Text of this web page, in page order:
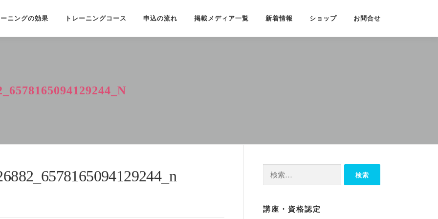
ニングの効果 トレーニングコース 申込の流れ 掲載メディア一覧 新着情報 ショップ お問合せ
講座・資格認定